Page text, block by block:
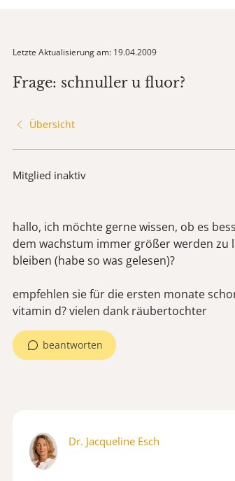
Letzte Aktualisierung am: 19.04.2009
Frage: schnuller u fluor?
Übersicht
Mitglied inaktiv
hallo, ich möchte gerne wissen, ob es
dem wachstum immer größer werden zu
bleiben (habe so was gelesen)?
empfehlen sie für die ersten monate
vitamin d? vielen dank räubertochter
beantworten
Dr. Jacqueline Esch